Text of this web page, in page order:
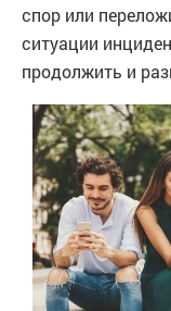
спор или
ситуации
продолжить и